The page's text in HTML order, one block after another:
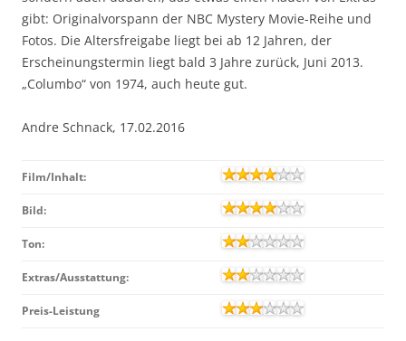
gibt: Originalvorspann der NBC Mystery Movie-Reihe und
Fotos. Die Altersfreigabe liegt bei ab 12 Jahren, der
Erscheinungstermin liegt bald 3 Jahre zurück, Juni 2013.
„Columbo“ von 1974, auch heute gut.
Andre Schnack, 17.02.2016
Film/Inhalt:
Bild:
Ton:
Extras/Ausstattung:
Preis-Leistung